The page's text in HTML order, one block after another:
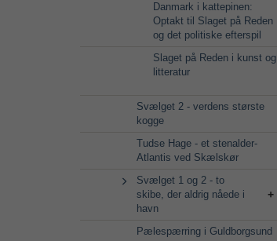
Danmark i kattepinen:
Optakt til Slaget på Reden
og det politiske efterspil
Slaget på Reden i kunst og
litteratur
Svælget 2 - verdens største
kogge
Tudse Hage - et stenalder-
Atlantis ved Skælskør
Svælget 1 og 2 - to
skibe, der aldrig nåede i
havn
Pælespærring i Guldborgsund